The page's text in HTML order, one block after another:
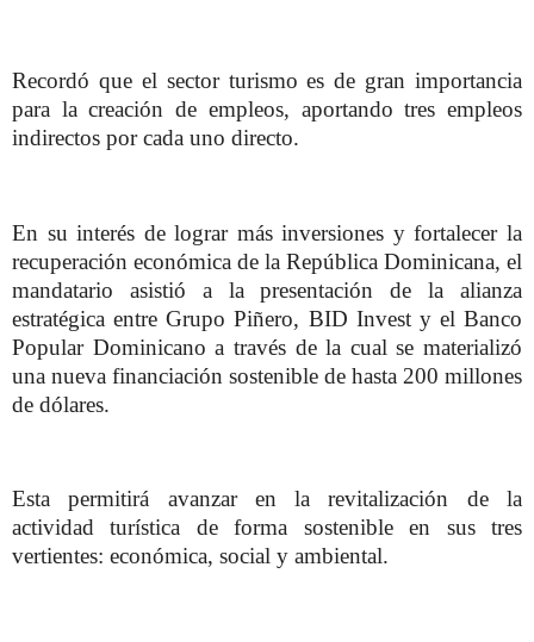
Recordó que el sector turismo es de gran importancia
para la creación de empleos, aportando tres empleos
indirectos por cada uno directo.
En su interés de lograr más inversiones y fortalecer la
recuperación económica de la República Dominicana, el
mandatario asistió a la presentación de la alianza
estratégica entre Grupo Piñero, BID Invest y el Banco
Popular Dominicano a través de la cual se materializó
una nueva financiación sostenible de hasta 200 millones
de dólares.
Esta permitirá avanzar en la revitalización de la
actividad turística de forma sostenible en sus tres
vertientes: económica, social y ambiental.